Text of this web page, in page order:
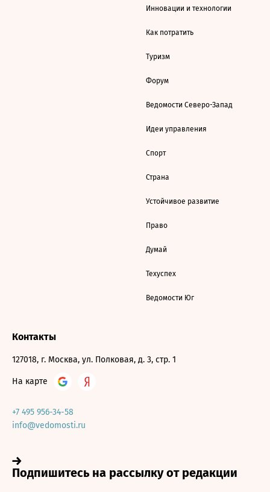
Инновации и технологии
Как потратить
Туризм
Форум
Ведомости Северо-Запад
Идеи управления
Спорт
Страна
Устойчивое развитие
Право
Думай
Техуспех
Ведомости Юг
Контакты
127018, г. Москва, ул. Полковая, д. 3, стр. 1
На карте
+7 495 956-34-58
info@vedomosti.ru